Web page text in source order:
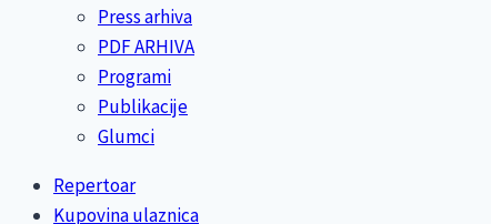
Press arhiva
PDF ARHIVA
Programi
Publikacije
Glumci
Repertoar
Kupovina ulaznica